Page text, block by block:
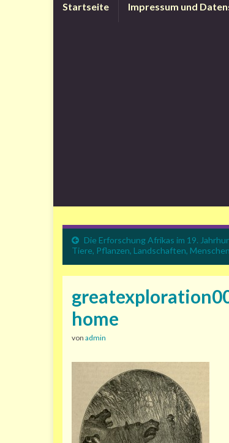
Startseite Impressum und
Die Erforschung Afrikas im 19.
Tiere, Pflanzen, Landschaften,
home
von admin